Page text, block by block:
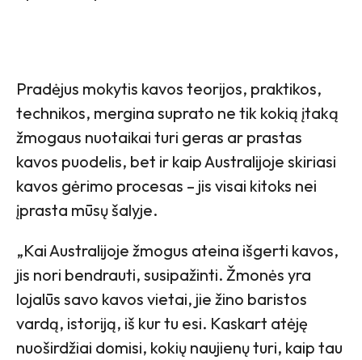
Pradėjus mokytis kavos teorijos, praktikos,
technikos, mergina suprato ne tik kokią įtaką
žmogaus nuotaikai turi geras ar prastas
kavos puodelis, bet ir kaip Australijoje skiriasi
kavos gėrimo procesas – jis visai kitoks nei
įprasta mūsų šalyje.
„Kai Australijoje žmogus ateina išgerti kavos,
jis nori bendrauti, susipažinti. Žmonės yra
lojalūs savo kavos vietai, jie žino baristos
vardą, istoriją, iš kur tu esi. Kaskart atėję
nuoširdžiai domisi, kokių naujienų turi, kaip tau